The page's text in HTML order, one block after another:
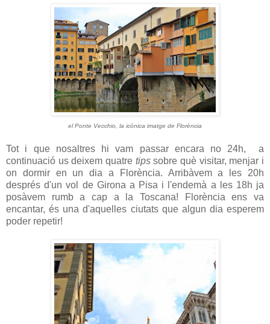
el Ponte Vecchio, la icònica imatge de Florència
Tot i que nosaltres hi vam passar encara no 24h, a
continuació us deixem quatre tipssobre què visitar, menjar i
on dormir en un dia a Florència. Arribàvem a les 20h
després d'un vol de Girona a Pisa i l'endemà a les 18h ja
posàvem rumb a cap a la Toscana! Florència ens va
encantar, és una d'aquelles ciutats que algun dia esperem
poder repetir!